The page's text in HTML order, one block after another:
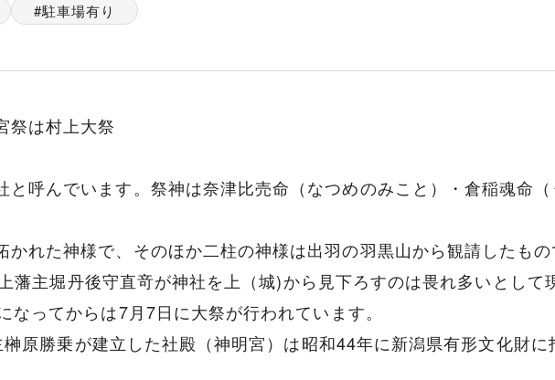
駐車場有り
祭は村上大祭
と呼んでいます。祭神は奈津比売命（なつめのみこと）・倉稲魂命
れた神様で、そのほか二柱の神様は出羽の羽黒山から観請したもの
藩主堀丹後守直竒が神社を上（城)から見下ろすのは畏れ多いとして
なってからは7月7日に大祭が行われています。
原勝乗が建立した社殿（神明宮）は昭和44年に新潟県有形文化財に